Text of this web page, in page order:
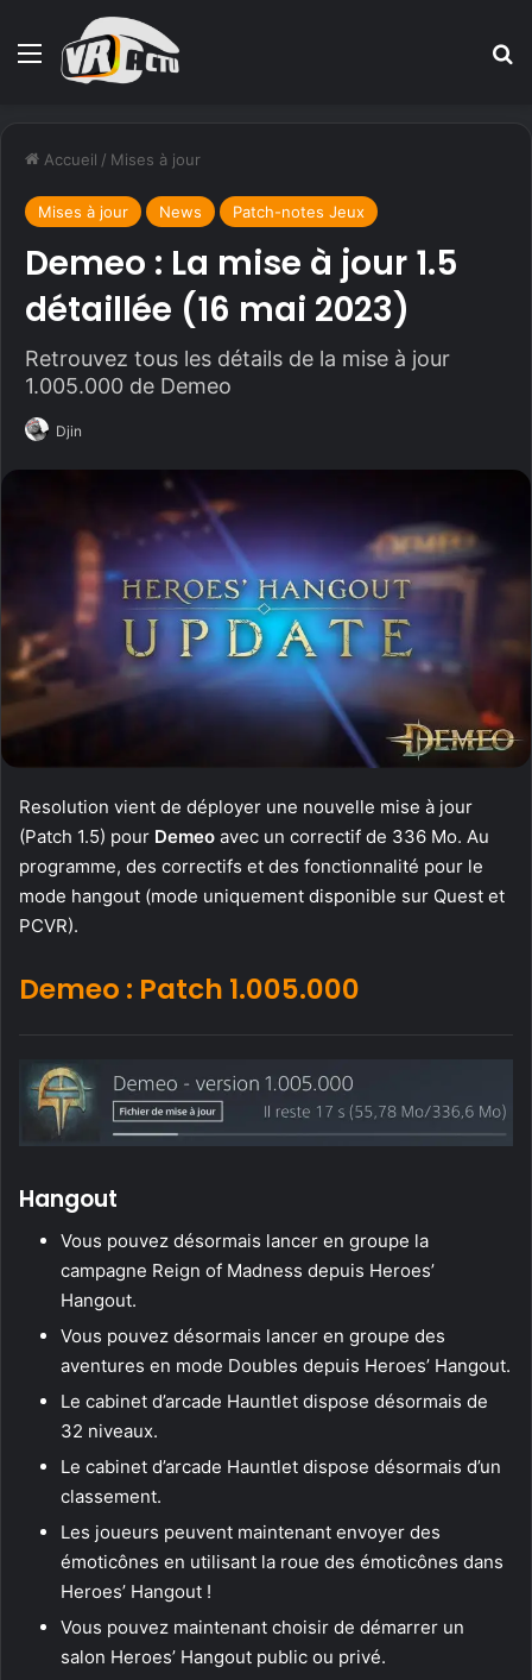
Menu
Accueil / Mises à jour
Mises à jour News Patch-notes Jeux
Demeo : La mise à jour 1.5
détaillée (16 mai 2023)
Retrouvez tous les détails de la mise à jour
1.005.000 de Demeo
Djin
Resolution vient de déployer une nouvelle mise à jour
(Patch 1.5) pour Demeo avec un correctif de 336 Mo. Au
programme, des correctifs et des fonctionnalité pour le
mode hangout (mode uniquement disponible sur Quest et
PCVR).
Demeo : Patch 1.005.000
Hangout
Vous pouvez désormais lancer en groupe la
campagne Reign of Madness depuis Heroes’
Hangout.
Vous pouvez désormais lancer en groupe des
aventures en mode Doubles depuis Heroes’ Hangout.
Le cabinet d’arcade Hauntlet dispose désormais de
32 niveaux.
Le cabinet d’arcade Hauntlet dispose désormais d’un
classement.
Les joueurs peuvent maintenant envoyer des
émoticônes en utilisant la roue des émoticônes dans
Heroes’ Hangout !
Vous pouvez maintenant choisir de démarrer un
salon Heroes’ Hangout public ou privé.